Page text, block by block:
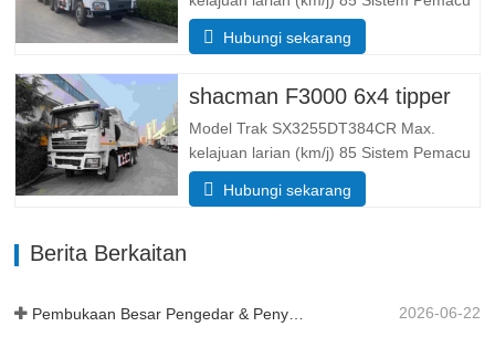
6× 4 Dimensi (L*W*H)(mm) Keseluruhan
8385*2490*3450 Buang badan
bawah, sisi 6 Sistem mengangkat
hidraulik mengangkat tengah atau
mengangkat depan…
Hubungi sekarang
shacman F3000 6x4 tipper
Model Trak SX3255DT384CR Max.
kelajuan larian (km/j) 85 Sistem Pemacu
6× 4 Dimensi (L*W*H)(mm) Keseluruhan
8385*2490*3450 Buang badan
Hubungi sekarang
Berita Berkaitan
2026-06-22